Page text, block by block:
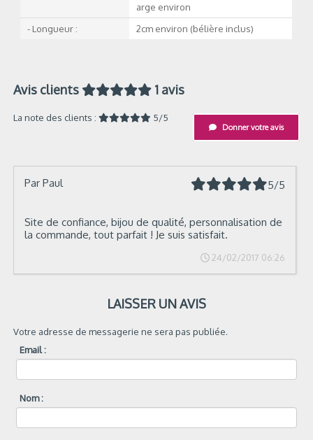
arge environ
- Longueur :
2cm environ (bélière inclus)
Avis clients 1 avis
La note des clients : 5/5
Donner votre avis
5/5
ParPaul
Site de confiance, bijou de qualité, personnalisation de
la commande, tout parfait ! Je suis satisfait.
24/02/2017 06:26
LAISSER UN AVIS
Votre adresse de messagerie ne sera pas publiée.
Email :
Nom :